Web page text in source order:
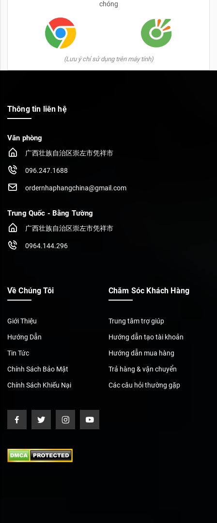
chóng
(Lưu ý chỉ sử dụng trên máy tính)
Thông tin liên hệ
Văn phòng
广西壮族自治区崇左市凭祥市
096.247.1688
ordernhaphangchina@gmail.com
Trung Quốc - Bằng Tường
广西壮族自治区崇左市凭祥市
0964.144.296
Về Chúng Tôi
Giới Thiệu
Hướng Dẫn
Tin Tức
Chính Sách Bảo Mật
Chính Sách Khiếu Nại
Chăm Sóc Khách Hàng
Trung tâm trợ giúp
Hướng dẫn tạo tài khoản
Hướng dẫn mua hàng
Trả hàng & vận chuyển
Các câu hỏi thường gặp